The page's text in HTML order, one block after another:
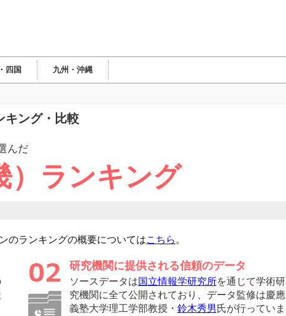
四国 九州・沖縄
キング・比較
んだ
）ランキング
のランキングの概要についてはこちら 。
研究機関に提供される信頼のデータ
ソースデータは国立情報学研究所を通じて学術研
究機関に全て公開されており、データ監修は慶應
義塾大学理工学部教授・ 鈴木秀男 氏が行っていま